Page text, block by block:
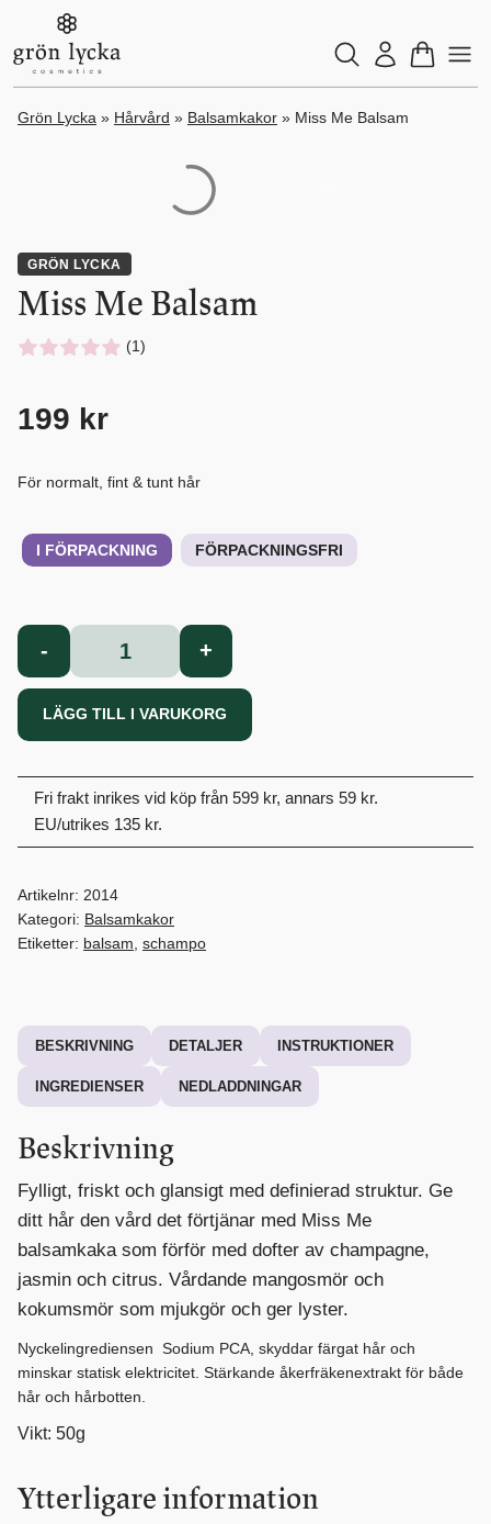
Grön Lycka » Hårvård » Balsamkakor » Miss Me Balsam
GRÖN LYCKA
Miss Me Balsam
(1)
199 kr
För normalt, fint & tunt hår
I FÖRPACKNING FÖRPACKNINGSFRI
-
Miss
Me
Balsam
mängd
+
LÄGG TILL I VARUKORG
Fri frakt inrikes vid köp från 599 kr, annars 59 kr.
EU/utrikes 135 kr.
Artikelnr: 2014
Kategori: Balsamkakor
Etiketter: balsam schampo
BESKRIVNING DETALJER INSTRUKTIONER
INGREDIENSER NEDLADDNINGAR
Beskrivning
Fylligt, friskt och glansigt med definierad struktur. Ge
ditt hår den vård det förtjänar med Miss Me
balsamkaka som förför med dofter av champagne,
jasmin och citrus. Vårdande mangosmör och
kokumsmör som mjukgör och ger lyster.
Nyckelingrediensen Sodium PCA, skyddar färgat hår och
minskar statisk elektricitet. Stärkande åkerfräkenextrakt för både
hår och hårbotten.
Vikt: 50g
Ytterligare information